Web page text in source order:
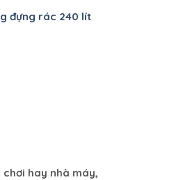
đựng rác 240 lít
chơi hay nhà máy,